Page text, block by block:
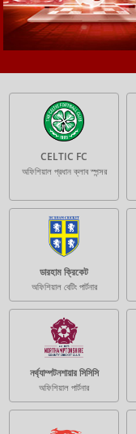
CELTIC FC
অফিশিয়াল প্রধান ক্লাব স্পন্সর
ডারহাম ক্রিকেট
অফিশিয়াল বেটিং পার্টনার
নর্থ্যাম্পটনশায়ার সিসিসি
অফিশিয়াল পার্টনার